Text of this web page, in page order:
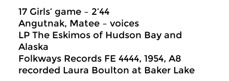
17 Girls’ game – 2’44
Angutnak, Matee – voices
LP The Eskimos of Hudson Bay and
Alaska
Folkways Records FE 4444, 1954, A8
recorded Laura Boulton at Baker Lake